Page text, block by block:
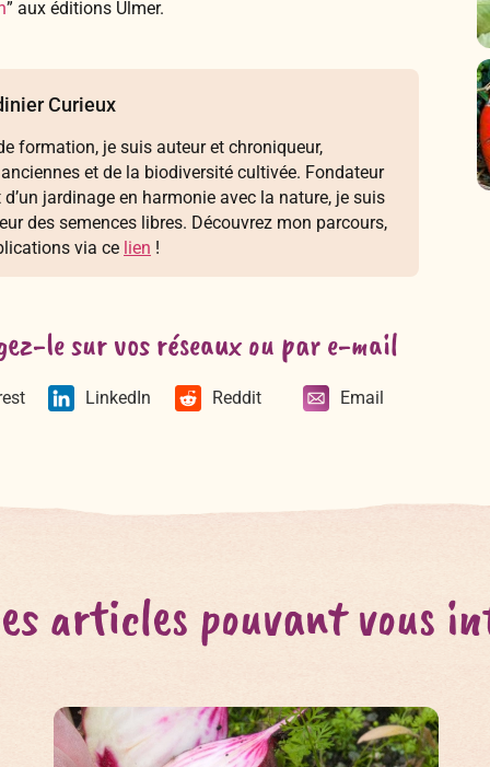
” aux éditions Ulmer.
Curieux
formation, je suis auteur et chroniqueur,
et de la biodiversité cultivée. Fondateur
jardinage en harmonie avec la nature, je suis
des semences libres. Découvrez mon parcours,
via ce lien !
le sur vos réseaux ou par e-mail
LinkedIn Reddit Email
articles pouvant vous